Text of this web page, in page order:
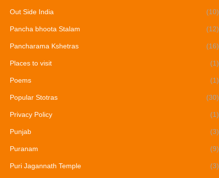
Out Side India (10)
Pancha bhoota Stalam (12)
Pancharama Kshetras (16)
Places to visit (1)
Poems (1)
Popular Stotras (30)
Privacy Policy (1)
Punjab (3)
Puranam (9)
Puri Jagannath Temple (3)